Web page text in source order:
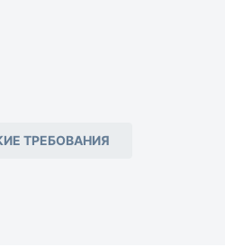
ТРЕБОВАНИЯ